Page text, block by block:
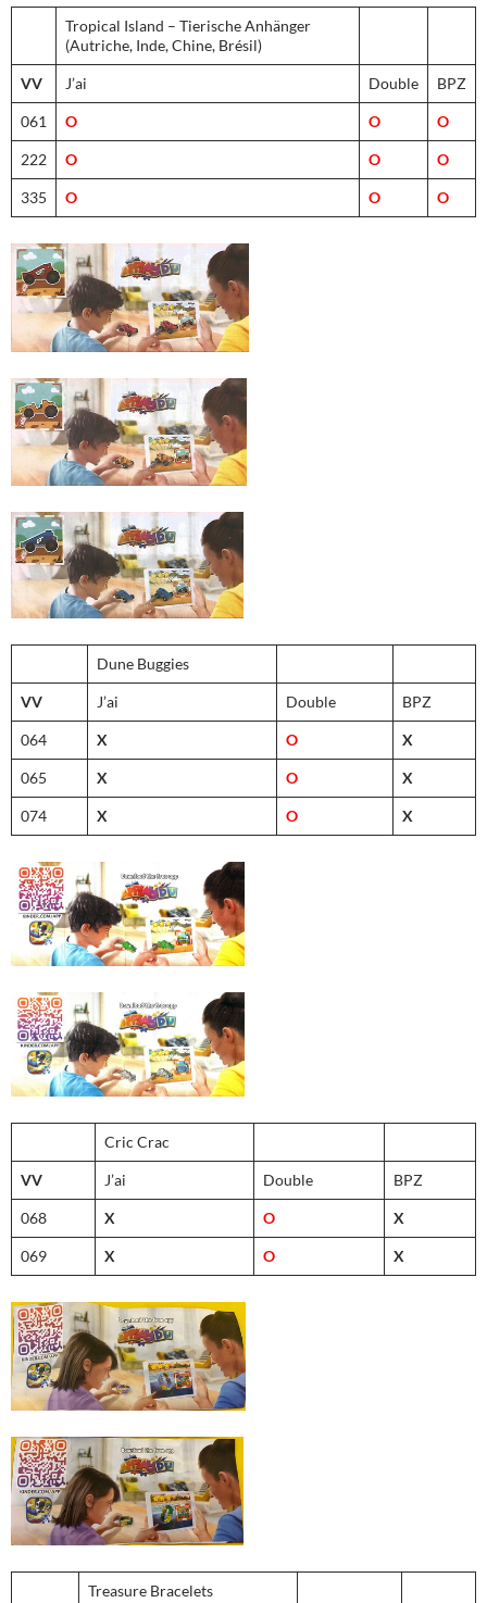
Tropical Island – Tierische Anhänger
(Autriche, Inde, Chine, Brésil)
VV J’ai Double BPZ
061 O O O
222 O O O
335 O O O
Dune Buggies
VV J’ai Double BPZ
064 X O X
065 X O X
074 X O X
Cric Crac
VV J’ai Double BPZ
068 X O X
069 X O X
Treasure Bracelets